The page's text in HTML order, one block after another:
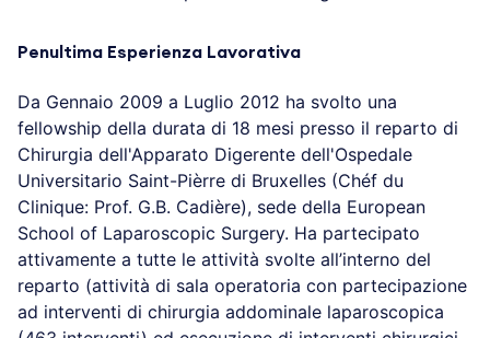
Penultima Esperienza Lavorativa
Da Gennaio 2009 a Luglio 2012 ha svolto una
fellowship della durata di 18 mesi presso il reparto di
Chirurgia dell'Apparato Digerente dell'Ospedale
Universitario Saint-Pièrre di Bruxelles (Chéf du
Clinique: Prof. G.B. Cadière), sede della European
School of Laparoscopic Surgery. Ha partecipato
attivamente a tutte le attività svolte all’interno del
reparto (attività di sala operatoria con partecipazione
ad interventi di chirurgia addominale laparoscopica